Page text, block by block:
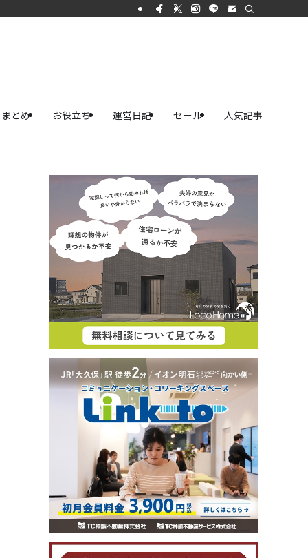
まとめ お役立ち 運営日記 セール 人気記事